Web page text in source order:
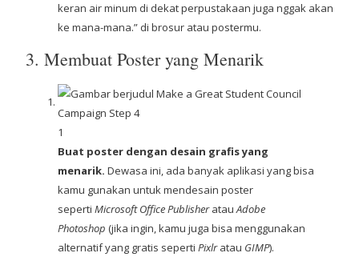
keran air minum di dekat perpustakaan juga nggak akan
ke mana-mana.” di brosur atau postermu.
3. Membuat Poster yang Menarik
1
Buat poster dengan desain grafis yang
menarik. Dewasa ini, ada banyak aplikasi yang bisa
kamu gunakan untuk mendesain poster
seperti Microsoft Office PublisheratauAdobe
Photoshop (jika ingin, kamu juga bisa menggunakan
alternatif yang gratis seperti Pixlratau GIMP).